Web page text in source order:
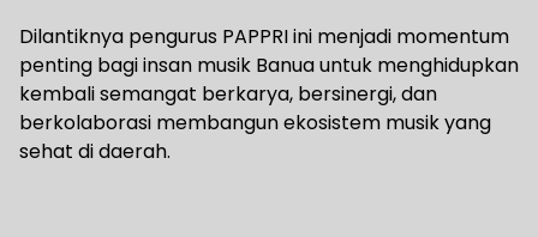
Dilantiknya pengurus PAPPRI ini menjadi momentum
penting bagi insan musik Banua untuk menghidupkan
kembali semangat berkarya, bersinergi, dan
berkolaborasi membangun ekosistem musik yang
sehat di daerah.